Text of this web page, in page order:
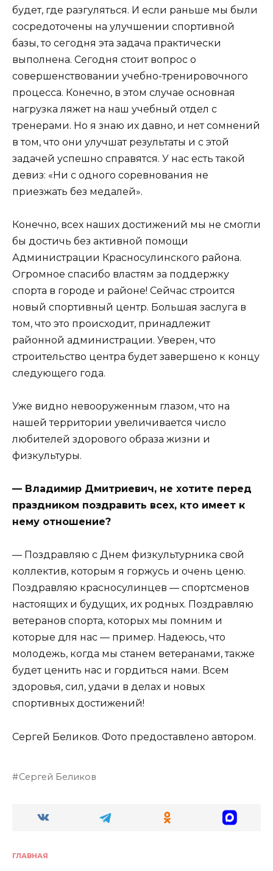
будет, где разгуляться. И если раньше мы были
сосредоточены на улучшении спортивной
базы, то сегодня эта задача практически
выполнена. Сегодня стоит вопрос о
совершенствовании учебно-тренировочного
процесса. Конечно, в этом случае основная
нагрузка ляжет на наш учебный отдел с
тренерами. Но я знаю их давно, и нет сомнений
в том, что они улучшат результаты и с этой
задачей успешно справятся. У нас есть такой
девиз: «Ни с одного соревнования не
приезжать без медалей».
Конечно, всех наших достижений мы не смогли
бы достичь без активной помощи
Администрации Красносулинского района.
Огромное спасибо властям за поддержку
спорта в городе и районе! Сейчас строится
новый спортивный центр. Большая заслуга в
том, что это происходит, принадлежит
районной администрации. Уверен, что
строительство центра будет завершено к концу
следующего года.
Уже видно невооруженным глазом, что на
нашей территории увеличивается число
любителей здорового образа жизни и
физкультуры.
— Владимир Дмитриевич, не хотите перед
праздником поздравить всех, кто имеет к
нему отношение?
— Поздравляю с Днем физкультурника свой
коллектив, которым я горжусь и очень ценю.
Поздравляю красносулинцев — спортсменов
настоящих и будущих, их родных. Поздравляю
ветеранов спорта, которых мы помним и
которые для нас — пример. Надеюсь, что
молодежь, когда мы станем ветеранами, также
будет ценить нас и гордиться нами. Всем
здоровья, сил, удачи в делах и новых
спортивных достижений!
Сергей Беликов. Фото предоставлено автором.
Сергей Беликов
ГЛАВНАЯ